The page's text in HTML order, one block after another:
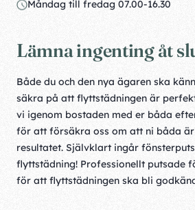
Lämna ingenting åt
Både du och den nya ägaren ska
säkra på att flyttstädningen är
vi igenom bostaden med er båda
för att försäkra oss om att ni båda
resultatet. Självklart ingår
flyttstädning! Professionellt putsade
för att flyttstädningen ska bli
Måndag till fredag 07.00-16.30